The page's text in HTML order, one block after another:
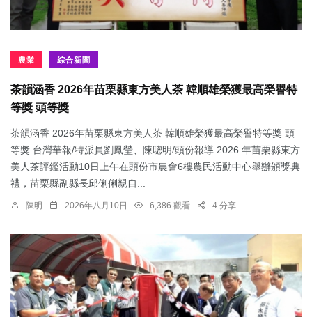
農業 綜合新聞
茶韻涵香 2026年苗栗縣東方美人茶 韓順雄榮獲最高榮譽特
等獎 頭等獎
茶韻涵香 2026年苗栗縣東方美人茶 韓順雄榮獲最高榮譽特等獎 頭
等獎 台灣華報/特派員劉鳳瑩、陳聰明/頭份報導 2026 年苗栗縣東方
美人茶評鑑活動10日上午在頭份市農會6樓農民活動中心舉辦頒獎典
禮，苗栗縣副縣長邱俐俐親自...
陳明 2026年八月10日 6,386 觀看 4 分享